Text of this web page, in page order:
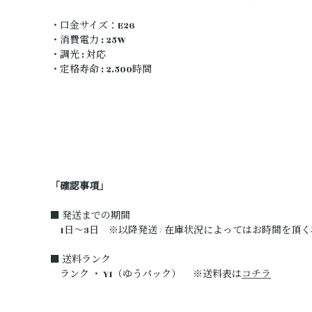
・口金サイズ：E26
・消費電力 : 25W
・調光 : 対応
・定格寿命 : 2.500時間
「確認事項」
■ 発送までの期間
1日～3日 ※以降発送 / 在庫状況によってはお時間を頂く
■ 送料ランク
ランク ・ Y1（ゆうパック） ※送料表はコチラ